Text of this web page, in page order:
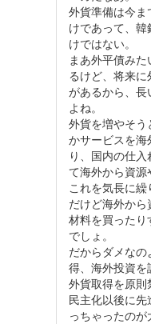
外貨準備は今
けであって、
けではない。
まあ外平債み
るけど、将来
があるから、
よね。
外貨を増やそ
かサービスを海
り、国内の仕
て海外から資源
これを気長に繰
だけど海外か
材料を買ったり
でしょ。
だからダメな
得、海外投資を
外貨取得を原則
民主化以後に
っちゃったのが